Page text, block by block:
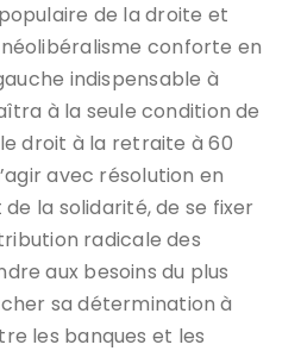
de la droite et
conforte en
indispensable à
à la seule condition de
droit à la retraite à 60
avec résolution en
la solidarité, de se fixer
radicale des
aux besoins du plus
sa détermination à
les banques et les